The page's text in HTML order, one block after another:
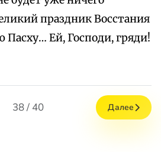
праздник Восстания
Ей, Господи, гряди!
38 / 40 Далее